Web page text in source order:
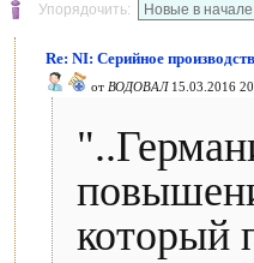
Упорядочить:
Re: NI: Серийное
от ВОДОВАЛ15.03.2016
который